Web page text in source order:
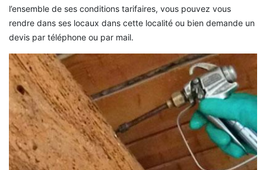
l’ensemble de ses conditions tarifaires, vous pouvez vous
rendre dans ses locaux dans cette localité ou bien demande un
devis par téléphone ou par mail.